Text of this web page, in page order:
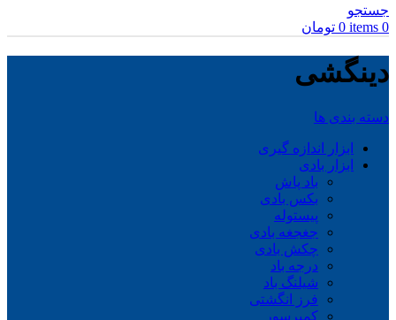
جستجو
0
items
0 تومان
دینگشی
دسته بندی ها
ابزار اندازه گیری
ابزار بادی
باد پاش
بکس بادی
پیستوله
جغجغه بادی
چکش بادی
درجه باد
شیلنگ باد
فرز انگشتی
کمپرسور